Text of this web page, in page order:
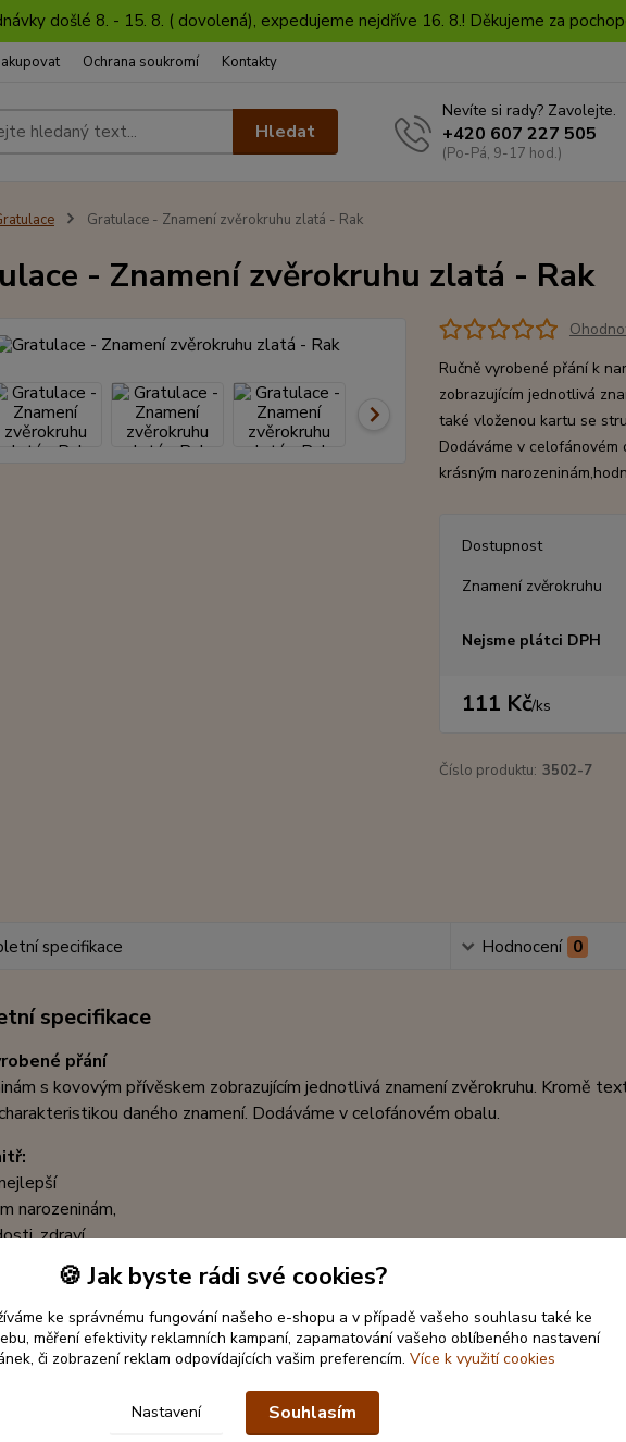
došlé 8. - 15. 8. ( dovolená), expedujeme nejdříve 16. 8.! Děkujeme za
Ochrana soukromí Kontakty
Hledat
Nevíte si rady? Zavolejte.
+420 607 227 505
(Po-Pá, 9-17 hod.)
Gratulace - Znamení zvěrokruhu zlatá - Rak
- Znamení zvěrokruhu zlatá - Rak
Ručně vyrobené přání k
zobrazujícím jednotlivá
také vloženou kartu se
Dodáváme v
krásným
Dostupnost
Znamení zvěrokruhu
Nejsme plátci DPH
111 Kč/ks
Číslo produktu: 3502-7
specifikace Hodnocení 0
specifikace
přání
s kovovým přívěskem zobrazujícím jednotlivá znamení zvěrokruhu. Kromě
daného znamení. Dodáváme v celofánovém obalu.
narozeninám,
zdraví,
a spokojených dní
x v):12,7 x 17,8cm
Papír, kov, atlasová stuha s lurexem
🍪 Jak byste rádi své cookies?
ke správnému fungování našeho e-shopu a v případě vašeho souhlasu také ke
měření efektivity reklamních kampaní, zapamatování vašeho oblíbeného nastavení
či zobrazení reklam odpovídajících vašim preferencím. Více k využití cookies
Nastavení Souhlasím